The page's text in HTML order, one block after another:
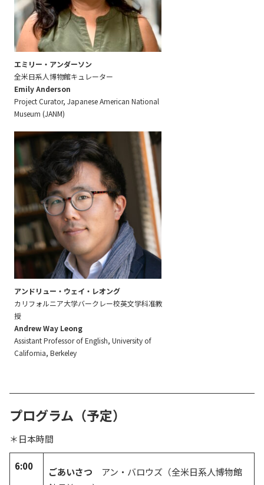
エミリー・アンダーソン
全米日系人博物館キュレーター
Emily Anderson
Project Curator, Japanese American National
Museum (JANM)
アンドリュー・ウェイ・レオング
カリフォルニア大学バークレー校英文学科准教
授
Andrew Way Leong
Assistant Professor of English, University of
California, Berkeley
プログラム（予定）
＊日本時間
6:00 ごあいさつ アン・バロウズ（全米日系人博物館